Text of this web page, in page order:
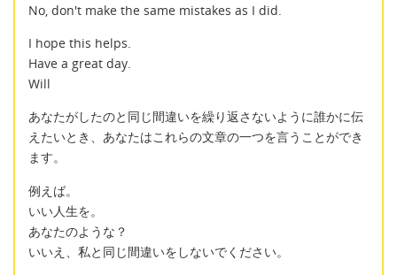
No, don't make the same mistakes as I did.
I hope this helps.
Have a great day.
Will
あなたがしたのと同じ間違いを繰り返さないように誰かに伝
えたいとき、あなたはこれらの文章の一つを言うことができ
ます。
例えば。
いい人生を。
あなたのような？
いいえ、私と同じ間違いをしないでください。